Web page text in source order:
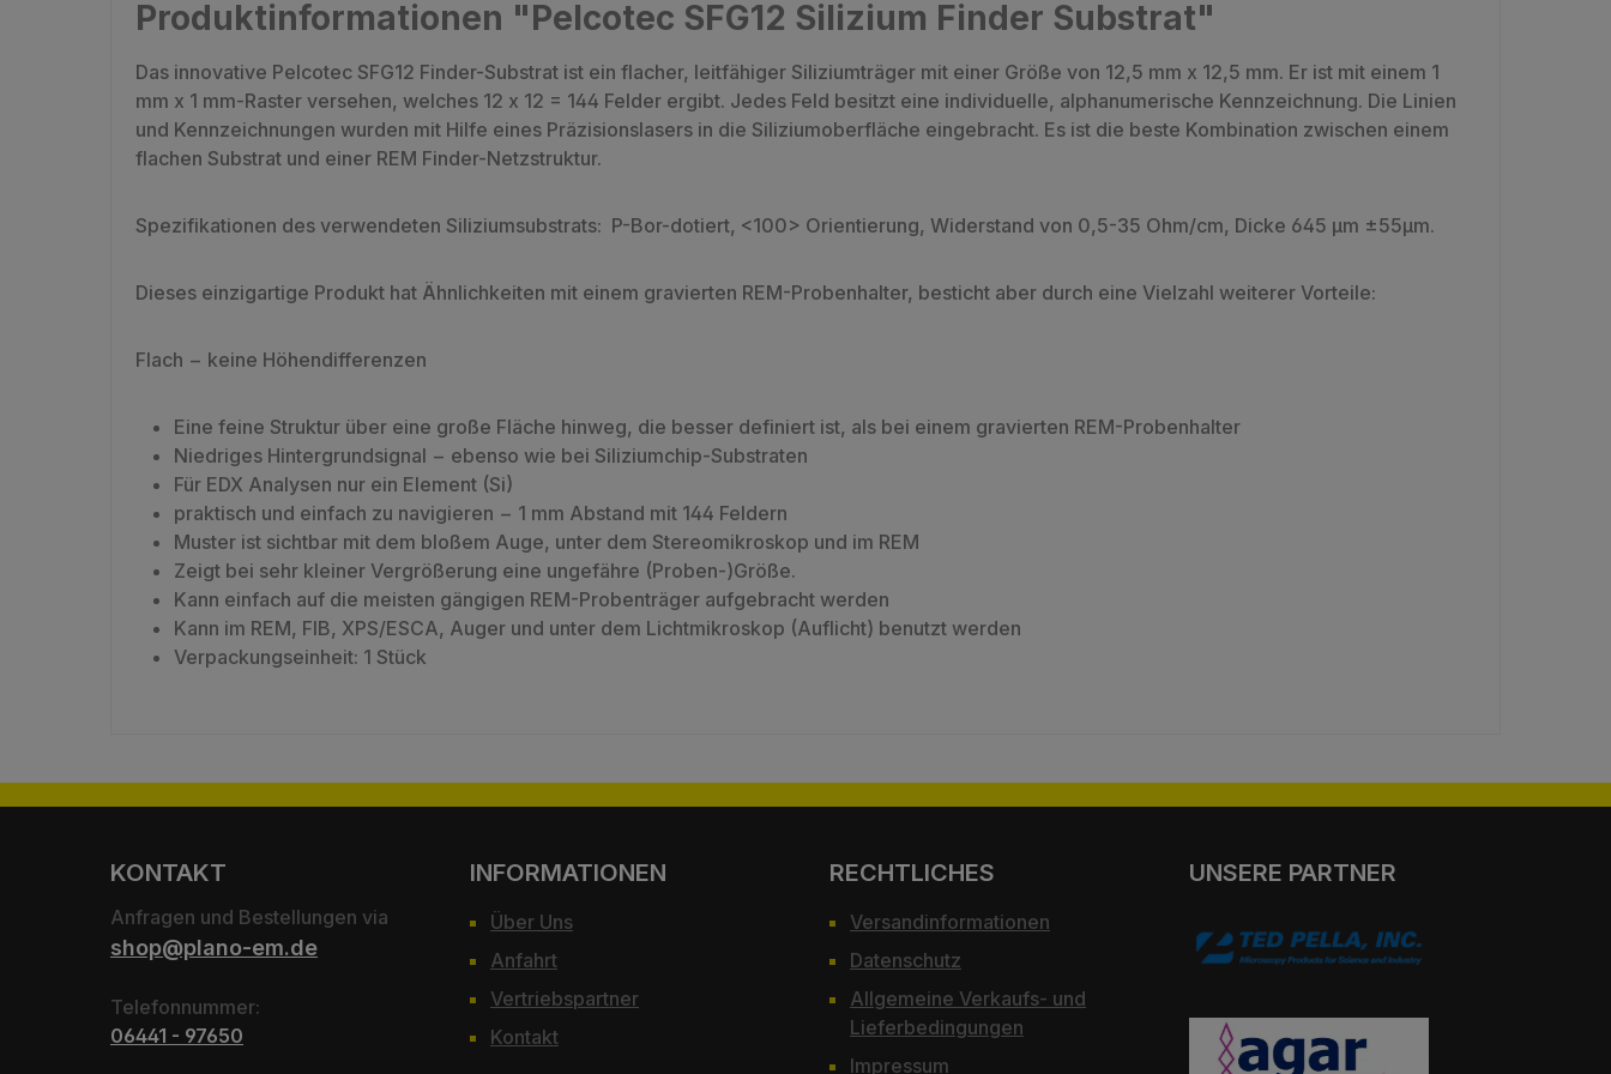
Produktinformationen "Pelcotec SFG12 Silizium Finder Substrat"
Das innovative Pelcotec SFG12 Finder-Substrat ist ein flacher, leitfähiger Siliziumträger mit einer Größe von 12,5 mm x 12,5 mm. Er ist mit einem 1
mm x 1 mm-Raster versehen, welches 12 x 12 = 144 Felder ergibt. Jedes Feld besitzt eine individuelle, alphanumerische Kennzeichnung. Die Linien
und Kennzeichnungen wurden mit Hilfe eines Präzisionslasers in die Siliziumoberfläche eingebracht. Es ist die beste Kombination zwischen einem
flachen Substrat und einer REM Finder-Netzstruktur.
Spezifikationen des verwendeten Siliziumsubstrats: P-Bor-dotiert, <100> Orientierung, Widerstand von 0,5-35 Ohm/cm, Dicke 645 µm ±55µm.
Dieses einzigartige Produkt hat Ähnlichkeiten mit einem gravierten REM-Probenhalter, besticht aber durch eine Vielzahl weiterer Vorteile:
Flach − keine Höhendifferenzen
Eine feine Struktur über eine große Fläche hinweg, die besser definiert ist, als bei einem gravierten REM-Probenhalter
Niedriges Hintergrundsignal − ebenso wie bei Siliziumchip-Substraten
Für EDX Analysen nur ein Element (Si)
praktisch und einfach zu navigieren − 1 mm Abstand mit 144 Feldern
Muster ist sichtbar mit dem bloßem Auge, unter dem Stereomikroskop und im REM
Zeigt bei sehr kleiner Vergrößerung eine ungefähre (Proben-)Größe.
Kann einfach auf die meisten gängigen REM-Probenträger aufgebracht werden
Kann im REM, FIB, XPS/ESCA, Auger und unter dem Lichtmikroskop (Auflicht) benutzt werden
Verpackungseinheit: 1 Stück
KONTAKT
Anfragen und Bestellungen via
shop@plano-em.de
Telefonnummer:
06441 - 97650
INFORMATIONEN
Über Uns
Anfahrt
Vertriebspartner
Kontakt
RECHTLICHES
Versandinformationen
Datenschutz
Allgemeine Verkaufs- und
Lieferbedingungen
Impressum
UNSERE PARTNER